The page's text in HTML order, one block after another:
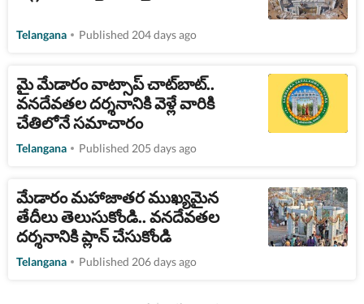
Telangana Published 204 days ago
మై మేడారం వాట్సాప్ చాట్‌బాట్..
వనదేవతల దర్శనానికి వెళ్లే వారికి
చేతిలోనే సమాచారం
Telangana Published 205 days ago
మేడారం మహాజాతర ముఖ్యమైన
తేదీలు తెలుసుకోండి.. వనదేవతల
దర్శనానికి ప్లాన్ చేసుకోండి
Telangana Published 206 days ago